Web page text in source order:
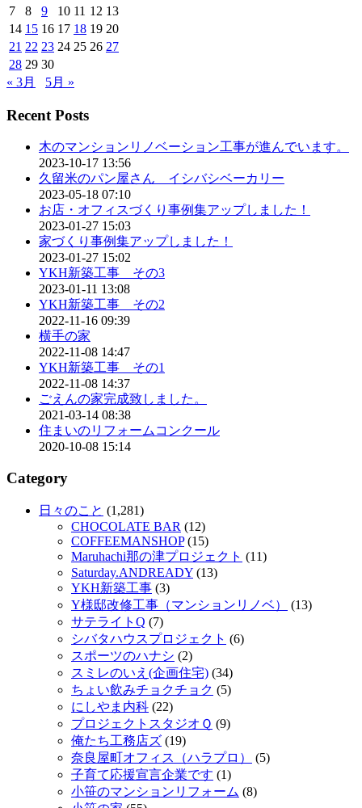
7 8 9 10 11 12 13
14 15 16 17 18 19 20
21 22 23 24 25 26 27
28 29 30
« 3月
5月 »
Recent Posts
木のマンションリノベーション工事が進んでいます。
2023-10-17 13:56
久留米のパン屋さん イシバシベーカリー
2023-05-18 07:10
お店・オフィスづくり事例集アップしました！
2023-01-27 15:03
家づくり事例集アップしました！
2023-01-27 15:02
YKH新築工事 その3
2023-01-11 13:08
YKH新築工事 その2
2022-11-16 09:39
横手の家
2022-11-08 14:47
YKH新築工事 その1
2022-11-08 14:37
ごえんの家完成致しました。
2021-03-14 08:38
住まいのリフォームコンクール
2020-10-08 15:14
Category
日々のこと (1,281)
CHOCOLATE BAR (12)
COFFEEMANSHOP(15)
Maruhachi那の津プロジェクト (11)
Saturday.ANDREADY (13)
YKH新築工事 (3)
Y様邸改修工事（マンションリノベ）
(13)
サテライトQ (7)
シバタハウスプロジェクト (6)
スポーツのハナシ (2)
スミレのいえ(企画住宅) (34)
ちょい飲みチョクチョク (5)
にしやま内科 (22)
プロジェクトスタジオＱ (9)
俺たち工務店ズ (19)
奈良屋町オフィス（ハラプロ）
(5)
子育て応援宣言企業です (1)
小笹のマンションリフォーム (8)